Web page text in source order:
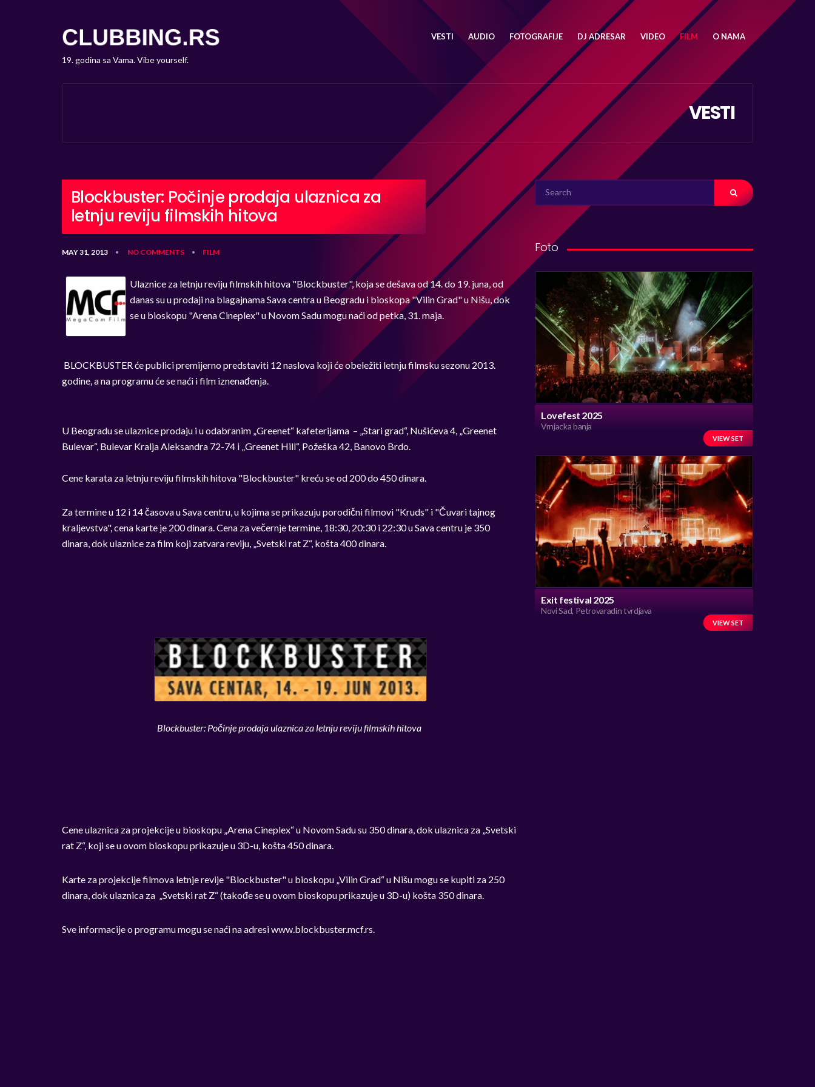
19. godina sa Vama. Vibe yourself.
VESTI AUDIO FOTOGRAFIJE DJ ADRESAR VIDEO FILM O NAMA
VESTI
Blockbuster: Počinje prodaja ulaznica za
letnju reviju filmskih hitova
MAY 31, 2013 • NO COMMENTS • FILM
Ulaznice za letnju reviju filmskih hitova "Blockbuster", koja se dešava od 14. do 19. juna, od
danas su u prodaji na blagajnama Sava centra u Beogradu i bioskopa "Vilin Grad" u Nišu, dok
se u bioskopu "Arena Cineplex" u Novom Sadu mogu naći od petka, 31. maja.
BLOCKBUSTER će publici premijerno predstaviti 12 naslova koji će obeležiti letnju filmsku sezonu 2013.
godine, a na programu će se naći i film iznenađenja.
U Beogradu se ulaznice prodaju i u odabranim „Greenet“ kafeterijama – „Stari grad“, Nušićeva 4, „Greenet
Bulevar“, Bulevar Kralja Aleksandra 72-74 i „Greenet Hill“, Požeška 42, Banovo Brdo.
Cene karata za letnju reviju filmskih hitova "Blockbuster" kreću se od 200 do 450 dinara.
Za termine u 12 i 14 časova u Sava centru, u kojima se prikazuju porodični filmovi "Kruds" i "Čuvari tajnog
kraljevstva", cena karte je 200 dinara. Cena za večernje termine, 18:30, 20:30 i 22:30 u Sava centru je 350
dinara, dok ulaznice za film koji zatvara reviju, „Svetski rat Z“, košta 400 dinara.
Blockbuster: Počinje prodaja ulaznica za letnju reviju filmskih hitova
Cene ulaznica za projekcije u bioskopu „Arena Cineplex“ u Novom Sadu su 350 dinara, dok ulaznica za „Svetski
rat Z“, koji se u ovom bioskopu prikazuje u 3D-u, košta 450 dinara.
Karte za projekcije filmova letnje revije "Blockbuster" u bioskopu „Vilin Grad“ u Nišu mogu se kupiti za 250
dinara, dok ulaznica za „Svetski rat Z“ (takođe se u ovom bioskopu prikazuje u 3D-u) košta 350 dinara.
Sve informacije o programu mogu se naći na adresi www.blockbuster.mcf.rs.
SEARCH
FOR:
Foto
Lovefest 2025
Vrnjacka banja
VIEW SET
Exit festival 2025
Novi Sad, Petrovaradin tvrdjava
VIEW SET